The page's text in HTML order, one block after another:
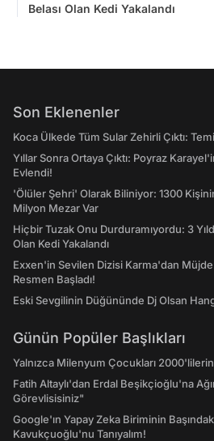
Belası Olan Kedi Yakalandı
Son Eklenenler
Koca Ülkede Tüm Sular Zehirli Çıktı:
Yıllar Sonra Ortaya Çıktı: Poyraz
Evlendi!
'Ölüler Şehri' Olarak Biliniyor: 1300
Milyon Mezar Var
Hiçbir Tuzak Onu Durduramıyordu: 3
Olan Kedi Yakalandı
Exxen'in Sevilen Dizisi Karma'dan
Resmen Başladı!
Eski Sevgilinin Düğününde Dj Olsan
Günün Popüler Başlıkları
Yalnızca Milenyum Çocukları
Fatih Altaylı'dan Erdal Beşikçioğlu'na
Görevlisisiniz"
Google'ın Yapay Zeka Biriminin
Kavukçuoğlu'nu Tanıyalım!